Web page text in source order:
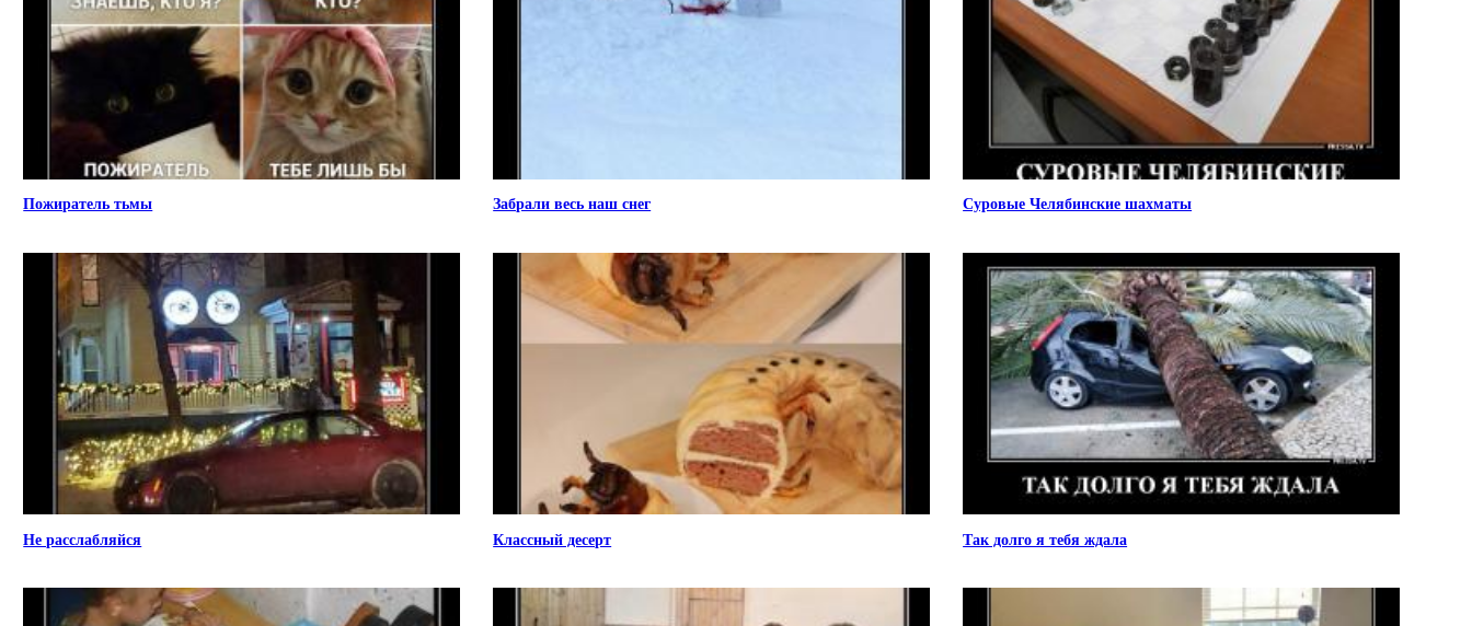
Пожиратель тьмы Забрали весь наш снег Суровые Челябинские шахматы
Не расслабляйся Классный десерт Так долго я тебя ждала